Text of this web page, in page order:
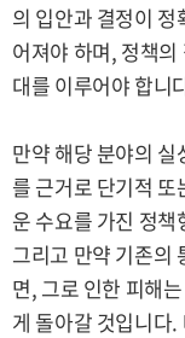
의 입안과 결정이
어져야 하며, 정책
대를 이루어야 합니
만약 해당 분야의
를 근거로 단기적
운 수요를 가진 정
그리고 만약 기존의
면, 그로 인한 피해
게 돌아갈 것입니다